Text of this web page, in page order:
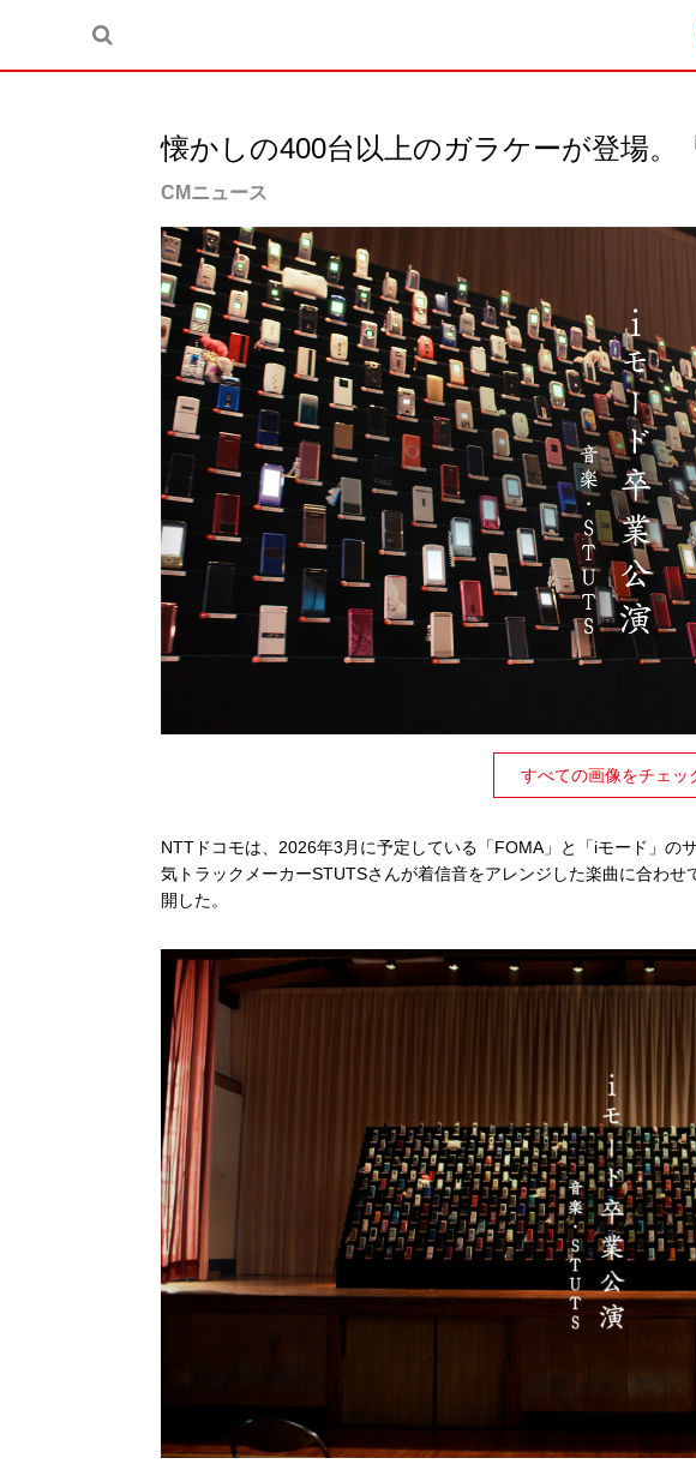
懐かしの400台以上のガラケーが登場。
CMニュース
すべての画像をチェッ
NTTドコモは、2026年3月に予定している「FOMA」と「iモード」の
気トラックメーカーSTUTSさんが着信音をアレンジした楽曲に合わ
開した。